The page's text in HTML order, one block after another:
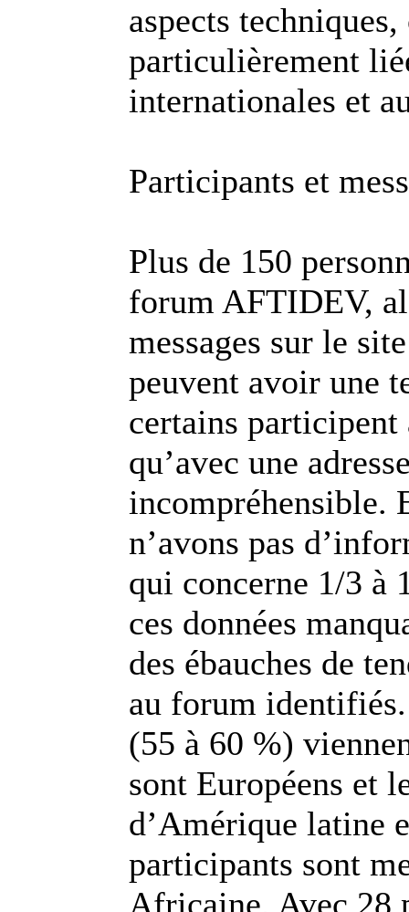
aspects
particulièrement
internationales et
Participants et
Plus de 150
forum AFTIDEV,
messages sur le
peuvent avoir une
certains participent
qu’avec une
incompréhensible.
n’avons pas
qui concerne 1/3 à
ces données
des ébauches de
au forum
(55 à 60 %)
sont Européens et
d’Amérique latine
participants sont
Africaine. Avec 28